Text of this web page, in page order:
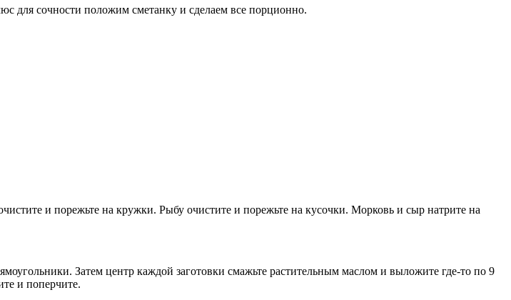
для сочности положим сметанку и сделаем все порционно.
и порежьте на кружки. Рыбу очистите и порежьте на кусочки. Морковь и сыр натрите на
Затем центр каждой заготовки смажьте растительным маслом и выложите где-то по 9
и поперчите.